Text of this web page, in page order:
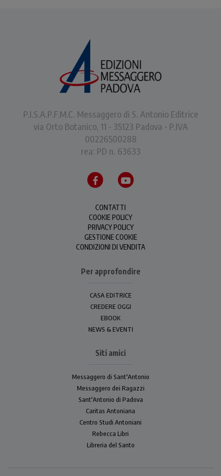
P.I.S.A.P.F.M.C. Messaggero di S. Antonio Editrice
via Orto Botanico, 11 - 35123 Padova - P.IVA
00226500288
rea: PD n. 63633
CONTATTI
COOKIE POLICY
PRIVACY POLICY
GESTIONE COOKIE
CONDIZIONI DI VENDITA
Per approfondire
CASA EDITRICE
CREDERE OGGI
EBOOK
NEWS & EVENTI
Siti amici
Messaggero di Sant'Antonio
Messaggero dei Ragazzi
Sant'Antonio di Padova
Caritas Antoniana
Centro Studi Antoniani
Rebecca Libri
Libreria del Santo